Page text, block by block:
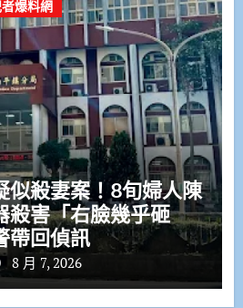
爆料網
似殺妻案！8旬婦人陳
殺害「右臉幾乎砸
回偵訊
8 月 7, 2026